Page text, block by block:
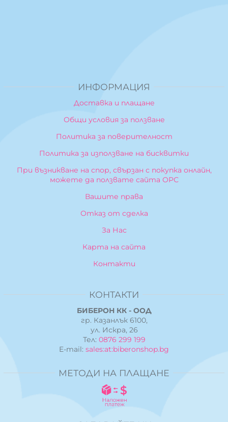
ИНФОРМАЦИЯ
Доставка и плащане
Общи условия за ползване
Политика за поверителност
Политика за използване на бисквитки
При възникване на спор, свързан с покупка онлайн,
можете да ползвате сайта ОРС
Вашите права
Отказ от сделка
За Нас
Карта на сайта
Контакти
КОНТАКТИ
БИБЕРОН КК - ООД
гр. Казанлък 6100,
ул. Искра, 26
Тел: 0876 299 199
E-mail: sales:at:biberonshop.bg
МЕТОДИ НА ПЛАЩАНЕ